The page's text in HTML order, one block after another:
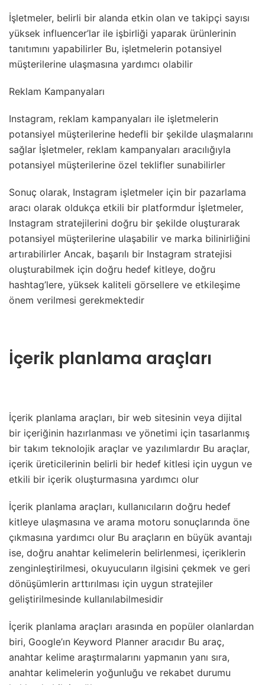
İşletmeler, belirli bir alanda etkin olan ve takipçi sayısı
yüksek influencer’lar ile işbirliği yaparak ürünlerinin
tanıtımını yapabilirler Bu, işletmelerin potansiyel
müşterilerine ulaşmasına yardımcı olabilir
Reklam Kampanyaları
Instagram, reklam kampanyaları ile işletmelerin
potansiyel müşterilerine hedefli bir şekilde ulaşmalarını
sağlar İşletmeler, reklam kampanyaları aracılığıyla
potansiyel müşterilerine özel teklifler sunabilirler
Sonuç olarak, Instagram işletmeler için bir pazarlama
aracı olarak oldukça etkili bir platformdur İşletmeler,
Instagram stratejilerini doğru bir şekilde oluşturarak
potansiyel müşterilerine ulaşabilir ve marka bilinirliğini
artırabilirler Ancak, başarılı bir Instagram stratejisi
oluşturabilmek için doğru hedef kitleye, doğru
hashtag’lere, yüksek kaliteli görsellere ve etkileşime
önem verilmesi gerekmektedir
İçerik planlama araçları
İçerik planlama araçları, bir web sitesinin veya dijital
bir içeriğinin hazırlanması ve yönetimi için tasarlanmış
bir takım teknolojik araçlar ve yazılımlardır Bu araçlar,
içerik üreticilerinin belirli bir hedef kitlesi için uygun ve
etkili bir içerik oluşturmasına yardımcı olur
İçerik planlama araçları, kullanıcıların doğru hedef
kitleye ulaşmasına ve arama motoru sonuçlarında öne
çıkmasına yardımcı olur Bu araçların en büyük avantajı
ise, doğru anahtar kelimelerin belirlenmesi, içeriklerin
zenginleştirilmesi, okuyucuların ilgisini çekmek ve geri
dönüşümlerin arttırılması için uygun stratejiler
geliştirilmesinde kullanılabilmesidir
İçerik planlama araçları arasında en popüler olanlardan
biri, Google’ın Keyword Planner aracıdır Bu araç,
anahtar kelime araştırmalarını yapmanın yanı sıra,
anahtar kelimelerin yoğunluğu ve rekabet durumu